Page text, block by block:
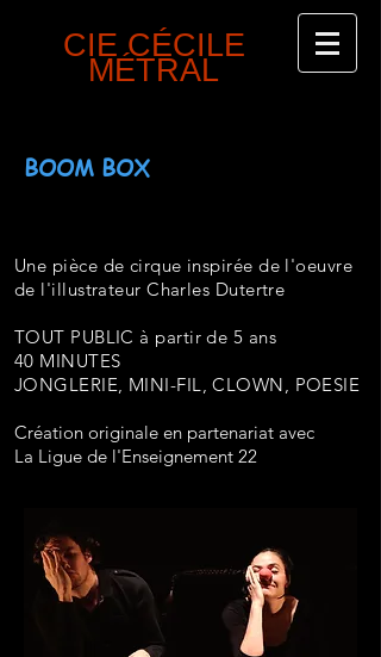
CIECIE
CIE CÉCILE
MÉTRAL
BOOM BOX
Une pièce de cirque inspiréede l'oeuvre
de l'illustrateur Charles Dutertre
TOUT PUBLIC à partir de 5 ans
40 MINUTES
JONGLERIE, MINI-FIL, CLOWN, POESIE
Création originale en partenariat avec
La Ligue de l'Enseignement 22